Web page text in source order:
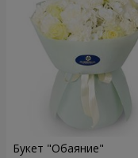
Букет "Обаяние"